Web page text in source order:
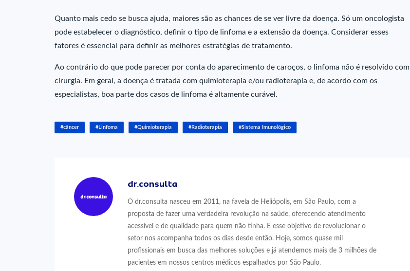
Quanto mais cedo se busca ajuda, maiores são as chances de se ver livre da doença. Só um oncologista
pode estabelecer o diagnóstico, definir o tipo de linfoma e a extensão da doença. Considerar esses
fatores é essencial para definir as melhores estratégias de tratamento.
Ao contrário do que pode parecer por conta do aparecimento de caroços, o linfoma não é resolvido com
cirurgia. Em geral, a doença é tratada com quimioterapia e/ou radioterapia e, de acordo com os
especialistas, boa parte dos casos de linfoma é altamente curável.
#câncer #Linfoma #Quimioterapia #Radioterapia #Sistema Imunológico
dr.consulta
O dr.consulta nasceu em 2011, na favela de Heliópolis, em São Paulo, com a
proposta de fazer uma verdadeira revolução na saúde, oferecendo atendimento
acessível e de qualidade para quem não tinha. E esse objetivo de revolucionar o
setor nos acompanha todos os dias desde então. Hoje, somos quase mil
profissionais em busca das melhores soluções e já atendemos mais de 3 milhões de
pacientes em nossos centros médicos espalhados por São Paulo.